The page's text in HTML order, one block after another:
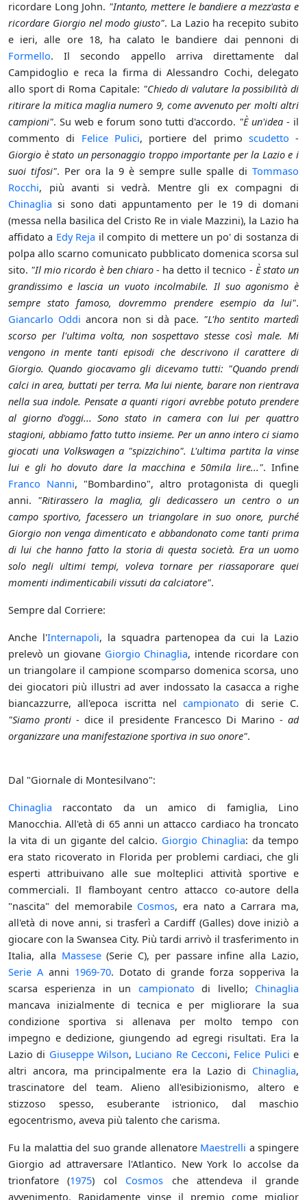
ricordare Long John. "Intanto, mettere le bandiere a mezz'asta e
ricordare Giorgio nel modo giusto". La Lazio ha recepito subito
e ieri, alle ore 18, ha calato le bandiere dai pennoni di
Formello. Il secondo appello arriva direttamente dal
Campidoglio e reca la firma di Alessandro Cochi, delegato
allo sport di Roma Capitale: "Chiedo di valutare la possibilità di
ritirare la mitica maglia numero 9, come avvenuto per molti altri
campioni". Su web e forum sono tutti d'accordo. "È un'idea - il
commento di Felice Pulici, portiere del primo scudetto -
Giorgio è stato un personaggio troppo importante per la Lazio e i
suoi tifosi". Per ora la 9 è sempre sulle spalle di Tommaso
Rocchi, più avanti si vedrà. Mentre gli ex compagni di
Chinaglia si sono dati appuntamento per le 19 di domani
(messa nella basilica del Cristo Re in viale Mazzini), la Lazio ha
affidato a Edy Reja il compito di mettere un po' di sostanza di
polpa allo scarno comunicato pubblicato domenica scorsa sul
sito. "Il mio ricordo è ben chiaro- ha detto il tecnico - È stato un
grandissimo e lascia un vuoto incolmabile. Il suo agonismo è
sempre stato famoso, dovremmo prendere esempio da lui".
Giancarlo Oddi ancora non si dà pace. "L'ho sentito martedì
scorso per l'ultima volta, non sospettavo stesse così male. Mi
vengono in mente tanti episodi che descrivono il carattere di
Giorgio. Quando giocavamo gli dicevamo tutti: "Quando prendi
calci in area, buttati per terra. Ma lui niente, barare non rientrava
nella sua indole. Pensate a quanti rigori avrebbe potuto prendere
al giorno d'oggi... Sono stato in camera con lui per quattro
stagioni, abbiamo fatto tutto insieme. Per un anno intero ci siamo
giocati una Volkswagen a "spizzichino". L'ultima partita la vinse
lui e gli ho dovuto dare la macchina e 50mila lire...". Infine
Franco Nanni, "Bombardino", altro protagonista di quegli
anni. "Ritirassero la maglia, gli dedicassero un centro o un
campo sportivo, facessero un triangolare in suo onore, purché
Giorgio non venga dimenticato e abbandonato come tanti prima
di lui che hanno fatto la storia di questa società. Era un uomo
solo negli ultimi tempi, voleva tornare per riassaporare quei
momenti indimenticabili vissuti da calciatore".
Sempre dal Corriere:
Anche l'Internapoli, la squadra partenopea da cui la Lazio
prelevò un giovane Giorgio Chinaglia, intende ricordare con
un triangolare il campione scomparso domenica scorsa, uno
dei giocatori più illustri ad aver indossato la casacca a righe
biancazzurre, all'epoca iscritta nelcampionato di serie C.
"Siamo pronti - dice il presidente Francesco Di Marino -ad
organizzare una manifestazione sportiva in suo onore".
Dal "Giornale di Montesilvano":
Chinaglia raccontato da un amico di famiglia, Lino
Manocchia. All'età di 65 anni un attacco cardiaco ha troncato
la vita di un gigante del calcio. Giorgio Chinaglia: da tempo
era stato ricoverato in Florida per problemi cardiaci, che gli
esperti attribuivano alle sue molteplici attività sportive e
commerciali. Il flamboyant centro attacco co-autore della
"nascita" del memorabile Cosmos, era nato a Carrara ma,
all'età di nove anni, si trasferì a Cardiff (Galles) dove iniziò a
giocare con la Swansea City. Più tardi arrivò il trasferimento in
Italia, alla Massese(Serie C), per passare infine alla Lazio,
Serie Aanni 1969-70. Dotato di grande forza sopperiva la
scarsa esperienza in un campionato di livello; Chinaglia
mancava inizialmente di tecnica e per migliorare la sua
condizione sportiva si allenava per molto tempo con
impegno e dedizione, giungendo ad egregi risultati. Era la
Lazio di Giuseppe Wilson, Luciano Re Cecconi, Felice Pulici e
altri ancora, ma principalmente era la Lazio di Chinaglia,
trascinatore del team. Alieno all'esibizionismo, altero e
stizzoso spesso, esuberante istrionico, dal maschio
egocentrismo, aveva più talento che carisma.
Fu la malattia del suo grande allenatore Maestrelli a spingere
Giorgio ad attraversare l'Atlantico. New York lo accolse da
trionfatore (1975) col Cosmos che attendeva il grande
avvenimento. Rapidamente vinse il premio come miglior